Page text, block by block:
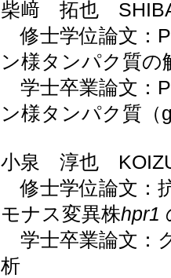
柴﨑 拓也
修士学位論文：
ン様タンパク質の
学士卒業論文：
ン様タンパク質（
小泉 淳也
修士学位論文：
モナス変異株hpr1
学士卒業論文：
析